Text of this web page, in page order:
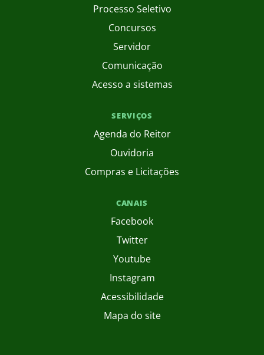
Processo Seletivo
Concursos
Servidor
Comunicação
Acesso a sistemas
SERVIÇOS
Agenda do Reitor
Ouvidoria
Compras e Licitações
CANAIS
Facebook
Twitter
Youtube
Instagram
Acessibilidade
Mapa do site